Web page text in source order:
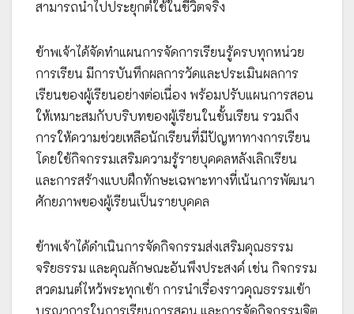
สามารถนำไปประยุกต์ใช้ในชีวิตจริง
ข้าพเจ้าได้จัดทำแผนการจัดการเรียนรู้ครบทุกหน่วย
การเรียน มีการบันทึกผลการวัดและประเมินผลการ
เรียนของผู้เรียนอย่างต่อเนื่อง พร้อมปรับแผนการสอน
ให้เหมาะสมกับบริบทของผู้เรียนในชั้นเรียน รวมถึง
การให้ความช่วยเหลือนักเรียนที่มีปัญหาทางการเรียน
โดยใช้กิจกรรมเสริมความรู้รายบุคคลหลังเลิกเรียน
และการสร้างแบบฝึกทักษะเฉพาะทางที่เน้นการพัฒนา
ศักยภาพของผู้เรียนเป็นรายบุคคล
ข้าพเจ้าได้ดำเนินการจัดกิจกรรมส่งเสริมคุณธรรม
จริยธรรม และคุณลักษณะอันพึงประสงค์ เช่น กิจกรรม
สวดมนต์ไหว้พระทุกเช้า การนำเรื่องราวคุณธรรมเข้า
บูรณาการในการเรียนการสอน และการจัดกิจกรรมจิต